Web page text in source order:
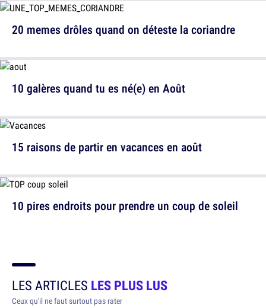
20 memes drôles quand on déteste la coriandre
15 raisons de partir en vacances en août
10 galères quand tu es né(e) en Août
10 pires endroits pour prendre un coup de soleil
LES ARTICLES LES PLUS LUS
Ceux qu'il ne faut surtout pas rater